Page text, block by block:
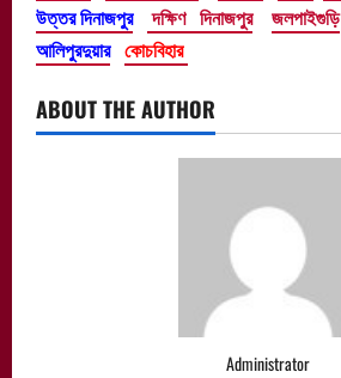
উত্তর দিনাজপুর
দক্ষিণ দিনাজপুর জলপাইগুড়ি
আলিপুরদুয়ার কোচবিহার
ABOUT THE AUTHOR
Administrator